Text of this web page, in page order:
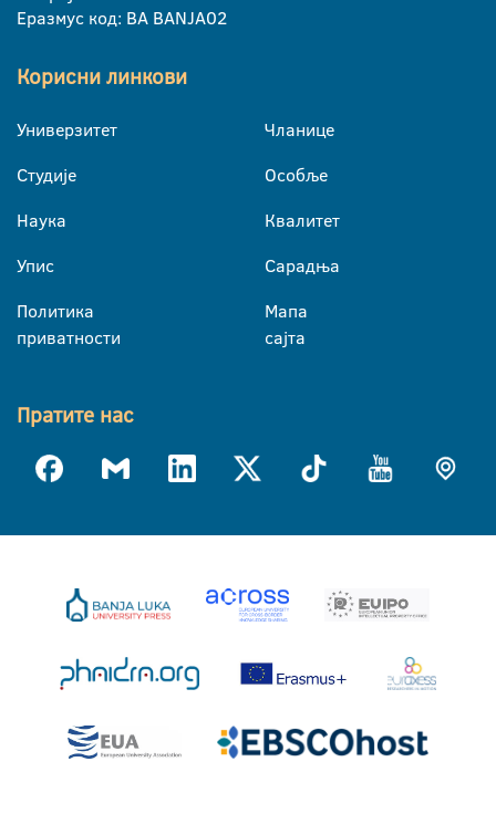
Еразмус код: BA BANJA02
Корисни линкови
Универзитет
Студије
Наука
Упис
Политика
приватности
Чланице
Особље
Квалитет
Сарадња
Мапа
сајта
Пратите нас